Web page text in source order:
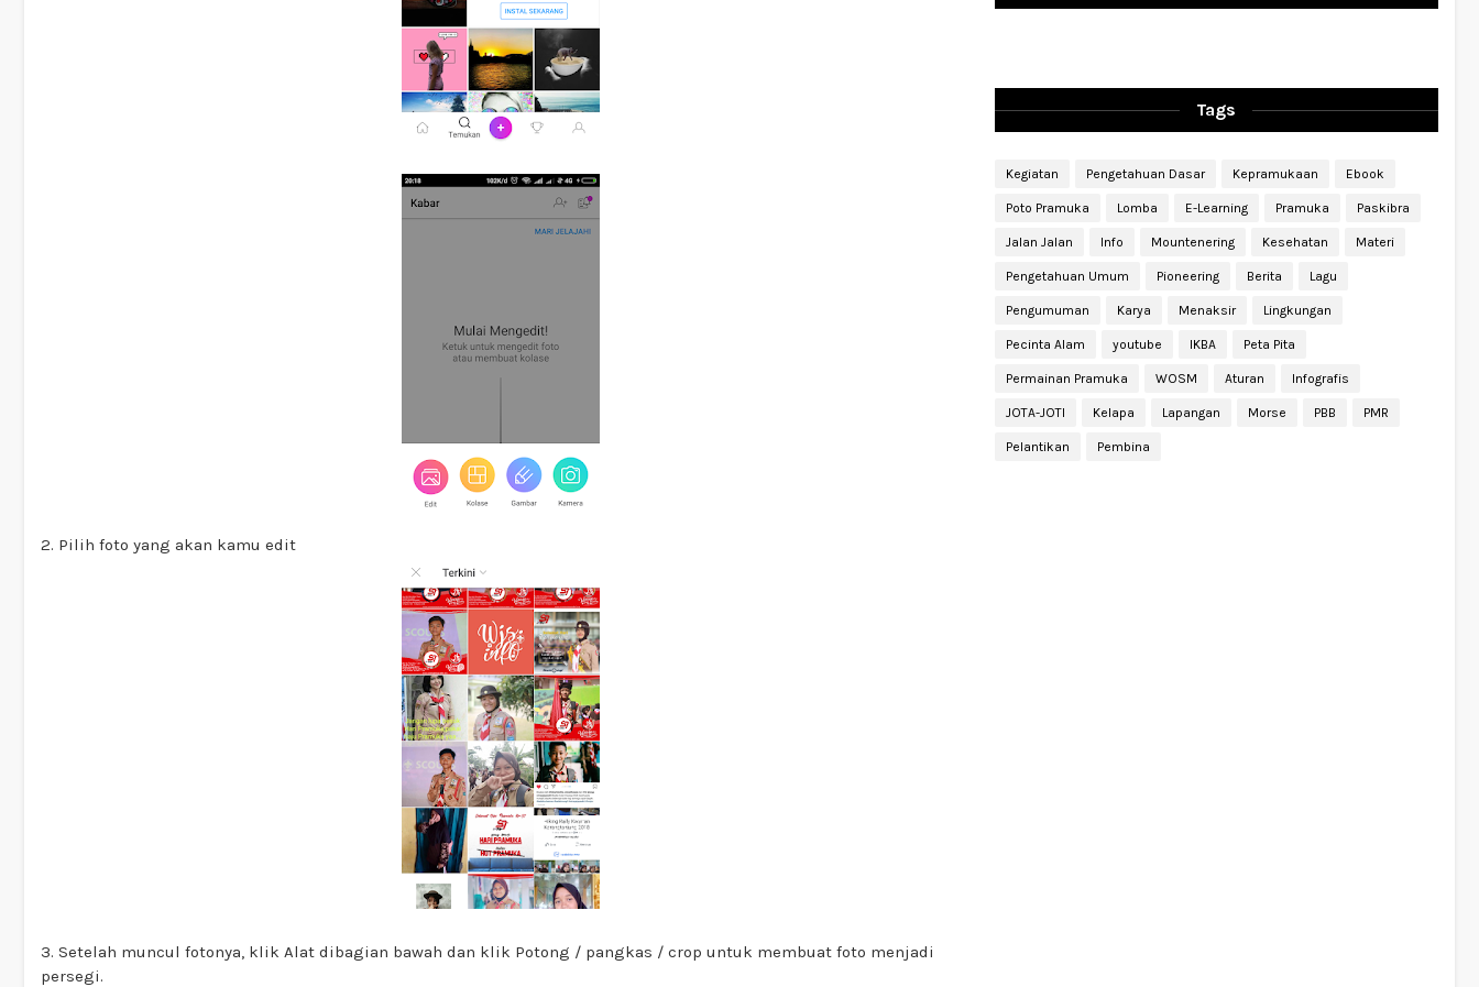
2. Pilih foto yang akan kamu edit
3. Setelah muncul fotonya, klik Alat dibagian bawah dan klik Potong / pangkas / crop untuk membuat foto menjadi
persegi.
Tags
Kegiatan Pengetahuan Dasar Kepramukaan Ebook
Poto Pramuka Lomba E-Learning Pramuka Paskibra
Jalan Jalan Info Mountenering Kesehatan Materi
Pengetahuan Umum Pioneering Berita Lagu
Pengumuman Karya Menaksir Lingkungan
Pecinta Alam youtube IKBA Peta Pita
Permainan Pramuka WOSM Aturan Infografis
JOTA-JOTI Kelapa Lapangan Morse PBB PMR
Pelantikan Pembina